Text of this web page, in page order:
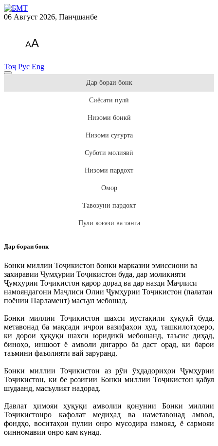
06 Август 2026, Панҷшанбе
AA
Тоҷ Рус Eng
Дар бораи бонк
Сиёсати пулӣ
Низоми бонкӣ
Низоми суғурта
Суботи молиявӣ
Низоми пардохт
Омор
Тавозуни пардохт
Пули коғазӣ ва танга
Дар бораи бонк
Бонки миллии Тоҷикистон бонки марказии эмиссионӣ ва
захиравии Ҷумҳурии Тоҷикистон буда, дар моликияти
Ҷумҳурии Тоҷикистон қарор дорад ва дар назди Маҷлиси
намояндагони Маҷлиси Олии Ҷумҳурии Тоҷикистон (палатаи
поёнии Парламент) масъул мебошад.
Бонки миллии Тоҷикистон шахси мустақили ҳуқуқӣ буда,
метавонад ба мақсади иҷрои вазифаҳои худ, ташкилотҳоеро,
ки дорои ҳуқуқи шахси юридикӣ мебошанд, таъсис диҳад,
биноҳо, иншоот ё амволи дигарро ба даст орад, ки барои
таъмини фаъолияти вай заруранд.
Бонки миллии Тоҷикистон аз рӯи ӯҳдадориҳои Ҷумҳурии
Тоҷикистон, ки бе розигии Бонки миллии Тоҷикистон қабул
шудаанд, масъулият надорад.
Давлат ҳимояи ҳуқуқи амволии қонунии Бонки миллии
Тоҷикистонро кафолат медиҳад ва наметавонад амвол,
фондҳо, воситаҳои пулии онро мусодира намояд, ё сармояи
оинномавии онро кам кунад.